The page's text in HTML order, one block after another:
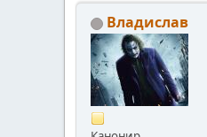
Владислав